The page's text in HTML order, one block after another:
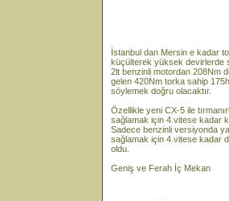
İstanbul dan Mersin e kadar
küçülterek yüksek devirlerde
2lt benzinli motordan 208Nm
gelen 420Nm torka sahip
söylemek doğru olacaktır.
Özellikle yeni CX-5 ile
sağlamak için 4.vitese kadar
Sadece benzinli versiyonda
sağlamak için 4.vitese kadar
oldu.
Geniş ve Ferah İç Mekan